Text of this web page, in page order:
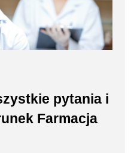
pytania i
Farmacja